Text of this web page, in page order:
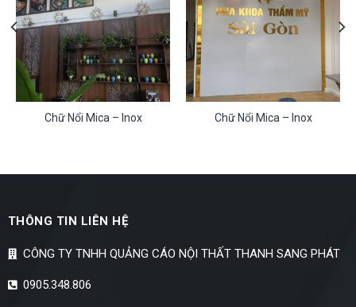
Chữ Nổi Mica – Inox Chữ Nổi Mica – Inox
THÔNG TIN LIÊN HỆ
CÔNG TY TNHH QUẢNG CÁO NỘI THẤT THANH SANG PHÁT
0905.348.806